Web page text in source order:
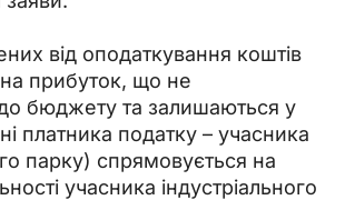
від оподаткування коштів
прибуток, що не
бюджету та залишаються у
платника податку – учасника
парку) спрямовується на
учасника індустріального